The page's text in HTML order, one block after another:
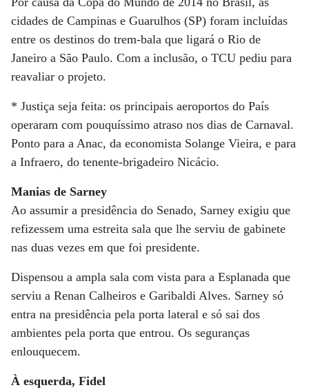
cidades de Campinas e Guarulhos (SP) foram incluídas
entre os destinos do trem-bala que ligará o Rio de
Janeiro a São Paulo. Com a inclusão, o TCU pediu para
reavaliar o projeto.
* Justiça seja feita: os principais aeroportos do País
operaram com pouquíssimo atraso nos dias de Carnaval.
Ponto para a Anac, da economista Solange Vieira, e para
a Infraero, do tenente-brigadeiro Nicácio.
Manias de Sarney
Ao assumir a presidência do Senado, Sarney exigiu que
refizessem uma estreita sala que lhe serviu de gabinete
nas duas vezes em que foi presidente.
Dispensou a ampla sala com vista para a Esplanada que
serviu a Renan Calheiros e Garibaldi Alves. Sarney só
entra na presidência pela porta lateral e só sai dos
ambientes pela porta que entrou. Os seguranças
enlouquecem.
À esquerda, Fidel